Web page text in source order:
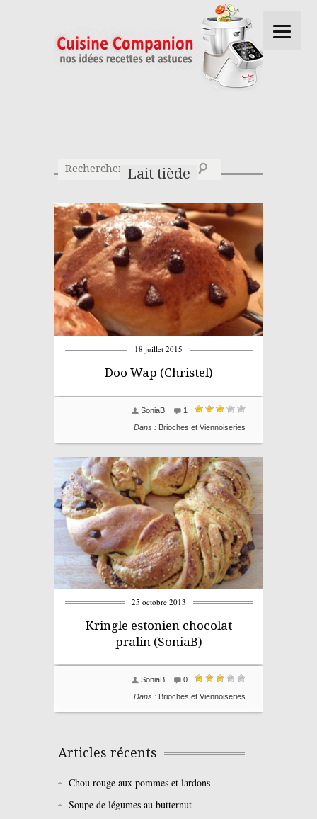
Lait tiède
18 juillet 2015
Doo Wap (Christel)
1
SoniaB
Dans : Brioches et Viennoiseries
25 octobre 2013
Kringle estonien chocolat
pralin (SoniaB)
0
SoniaB
Dans : Brioches et Viennoiseries
Articles récents
Chou rouge aux pommes et lardons
Soupe de légumes au butternut